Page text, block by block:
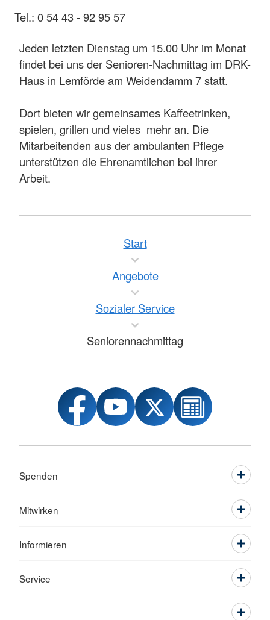
Tel.: 0 54 43 - 92 95 57
Jeden letzten Dienstag um 15.00 Uhr im Monat
findet bei uns der Senioren-Nachmittag im DRK-
Haus in Lemförde am Weidendamm 7 statt.
Dort bieten wir gemeinsames Kaffeetrinken,
spielen, grillen und vieles mehr an. Die
Mitarbeitenden aus der ambulanten Pflege
unterstützen die Ehrenamtlichen bei ihrer
Arbeit.
Start
Angebote
Sozialer Service
Seniorennachmittag
Spenden
Mitwirken
Informieren
Service